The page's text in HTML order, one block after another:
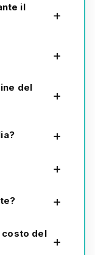
il
del
costo del